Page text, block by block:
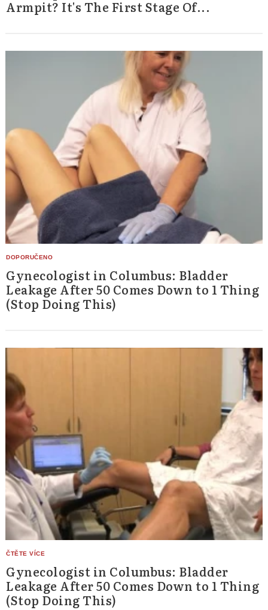
Armpit? It's The First Stage Of...
Gynecologist in Columbus: Bladder
Leakage After 50 Comes Down to 1 Thing
(Stop Doing This)
Gynecologist in Columbus: Bladder
Leakage After 50 Comes Down to 1 Thing
(Stop Doing This)